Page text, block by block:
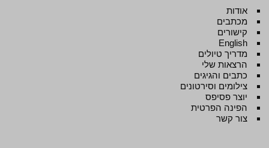
אודות
מכתבים
קישורים
English
מדריך טיולים
הרצאות שלי
כתבים והגיגים
צילומים וסירטונים
יוצר פסיפס
הפינה הפרטית
צור קשר